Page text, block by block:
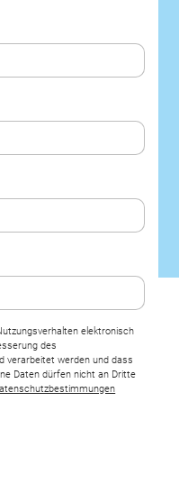
elektronisch
des
verarbeitet werden und dass
Daten dürfen nicht an Dritte